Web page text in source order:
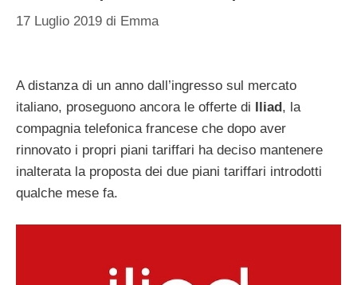
17 Luglio 2019 di Emma
A distanza di un anno dall’ingresso sul mercato
italiano, proseguono ancora le offerte di Iliad, la
compagnia telefonica francese che dopo aver
rinnovato i propri piani tariffari ha deciso mantenere
inalterata la proposta dei due piani tariffari introdotti
qualche mese fa.